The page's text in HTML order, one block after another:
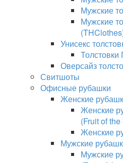
Мужские
Мужские
Унисекс
Оверсайз
Свитшоты
Офисные рубашки
Женские
Женские
(Fruit of
Женские
Мужские
Мужские